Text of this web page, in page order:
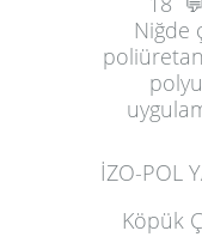
Niğde
poliüretan
İZO-POL
Köpük